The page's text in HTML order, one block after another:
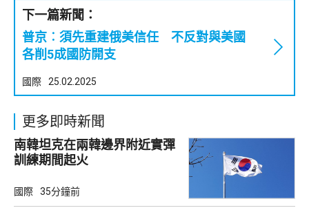
下一篇新聞：
普京︰須先重建俄美信任 不反對與美國
各削5成國防開支
國際 25.02.2025
更多即時新聞
南韓坦克在兩韓邊界附近實彈
訓練期間起火
國際 35分鐘前